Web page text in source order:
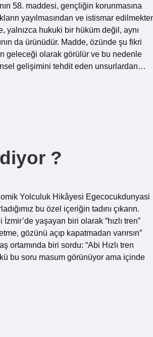
58. maddesi, gençliğin korunmasına
yayılmasından ve istismar
yalnızca hukuki bir hüküm değil, aynı
da ürünüdür. Madde, özünde şu fikri
geleceği olarak görülür ve bu nedenle
gelişimini tehdit eden unsurlardan…
?
Yolculuk Hikâyesi Egecocukdunyasi
bu özel içeriğin tadını çıkarın.
yaşayan biri olarak “hızlı tren”
gözünü açıp kapatmadan varırsın”
biri sordu: “Abi Hızlı tren
bu soru masum görünüyor ama içinde